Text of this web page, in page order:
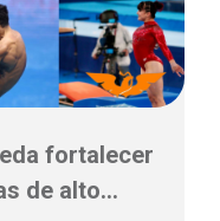
fortalecer
de alto...